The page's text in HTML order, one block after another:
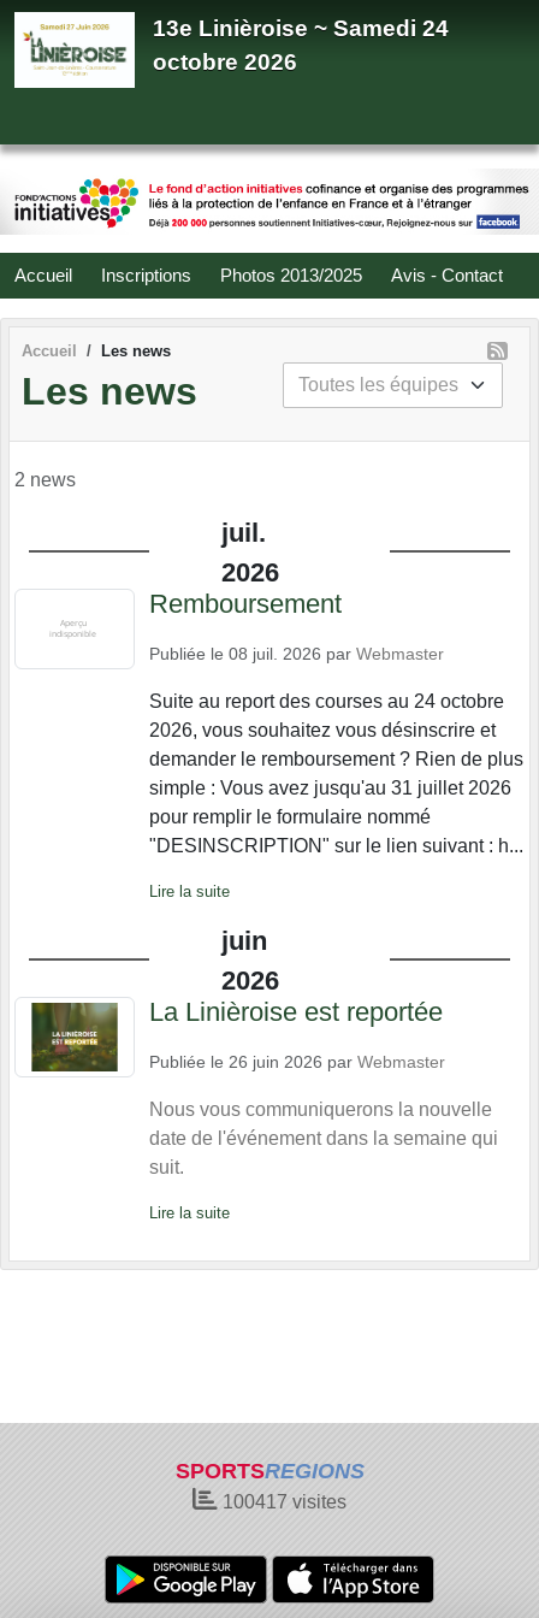
13e Linièroise ~ Samedi 24
octobre 2026
Accueil Inscriptions Photos 2013/2025 Avis - Contact
Accueil Les news
Les news
2 news
juil.
2026
Remboursement
Publiée le 08 juil. 2026 par Webmaster
Suite au report des courses au 24 octobre
2026, vous souhaitez vous désinscrire et
demander le remboursement ? Rien de plus
simple : Vous avez jusqu'au 31 juillet 2026
pour remplir le formulaire nommé
"DESINSCRIPTION" sur le lien suivant : h...
Lire la suite
juin
2026
La Linièroise est reportée
Publiée le 26 juin 2026 par Webmaster
Nous vous communiquerons la nouvelle
date de l'événement dans la semaine qui
suit.
Lire la suite
SPORTSREGIONS
100417 visites
Panneau de gestion des cookies